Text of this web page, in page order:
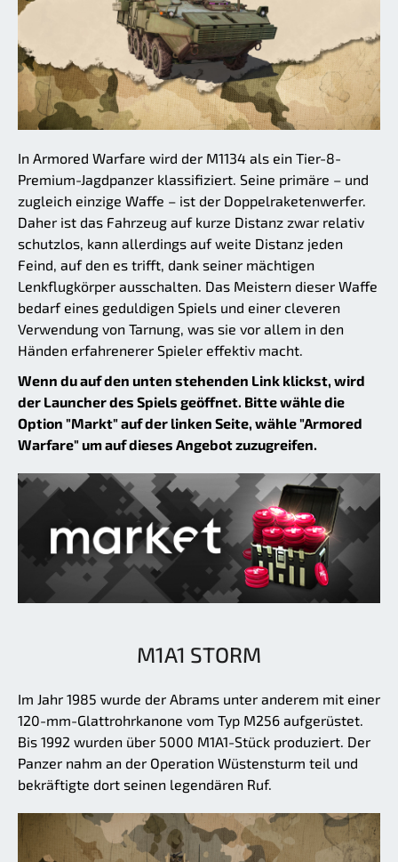
In Armored Warfare wird der M1134 als ein Tier-8-
Premium-Jagdpanzer klassifiziert. Seine primäre – und
zugleich einzige Waffe – ist der Doppelraketenwerfer.
Daher ist das Fahrzeug auf kurze Distanz zwar relativ
schutzlos, kann allerdings auf weite Distanz jeden
Feind, auf den es trifft, dank seiner mächtigen
Lenkflugkörper ausschalten. Das Meistern dieser Waffe
bedarf eines geduldigen Spiels und einer cleveren
Verwendung von Tarnung, was sie vor allem in den
Händen erfahrenerer Spieler effektiv macht.
Wenn du auf den unten stehenden Link klickst, wird
der Launcher des Spiels geöffnet. Bitte wähle die
Option "Markt" auf der linken Seite, wähle "Armored
Warfare" um auf dieses Angebot zuzugreifen.
M1A1 STORM
Im Jahr 1985 wurde der Abrams unter anderem mit einer
120-mm-Glattrohrkanone vom Typ M256 aufgerüstet.
Bis 1992 wurden über 5000 M1A1-Stück produziert. Der
Panzer nahm an der Operation Wüstensturm teil und
bekräftigte dort seinen legendären Ruf.